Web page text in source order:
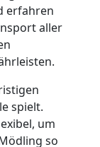
erfahren
aller
spielt.
um
so